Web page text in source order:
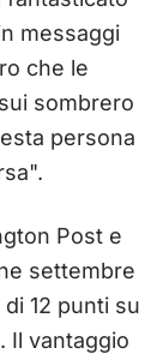
messaggi
che le
sombrero
persona
Post e
settembre
12 punti su
Il vantaggio